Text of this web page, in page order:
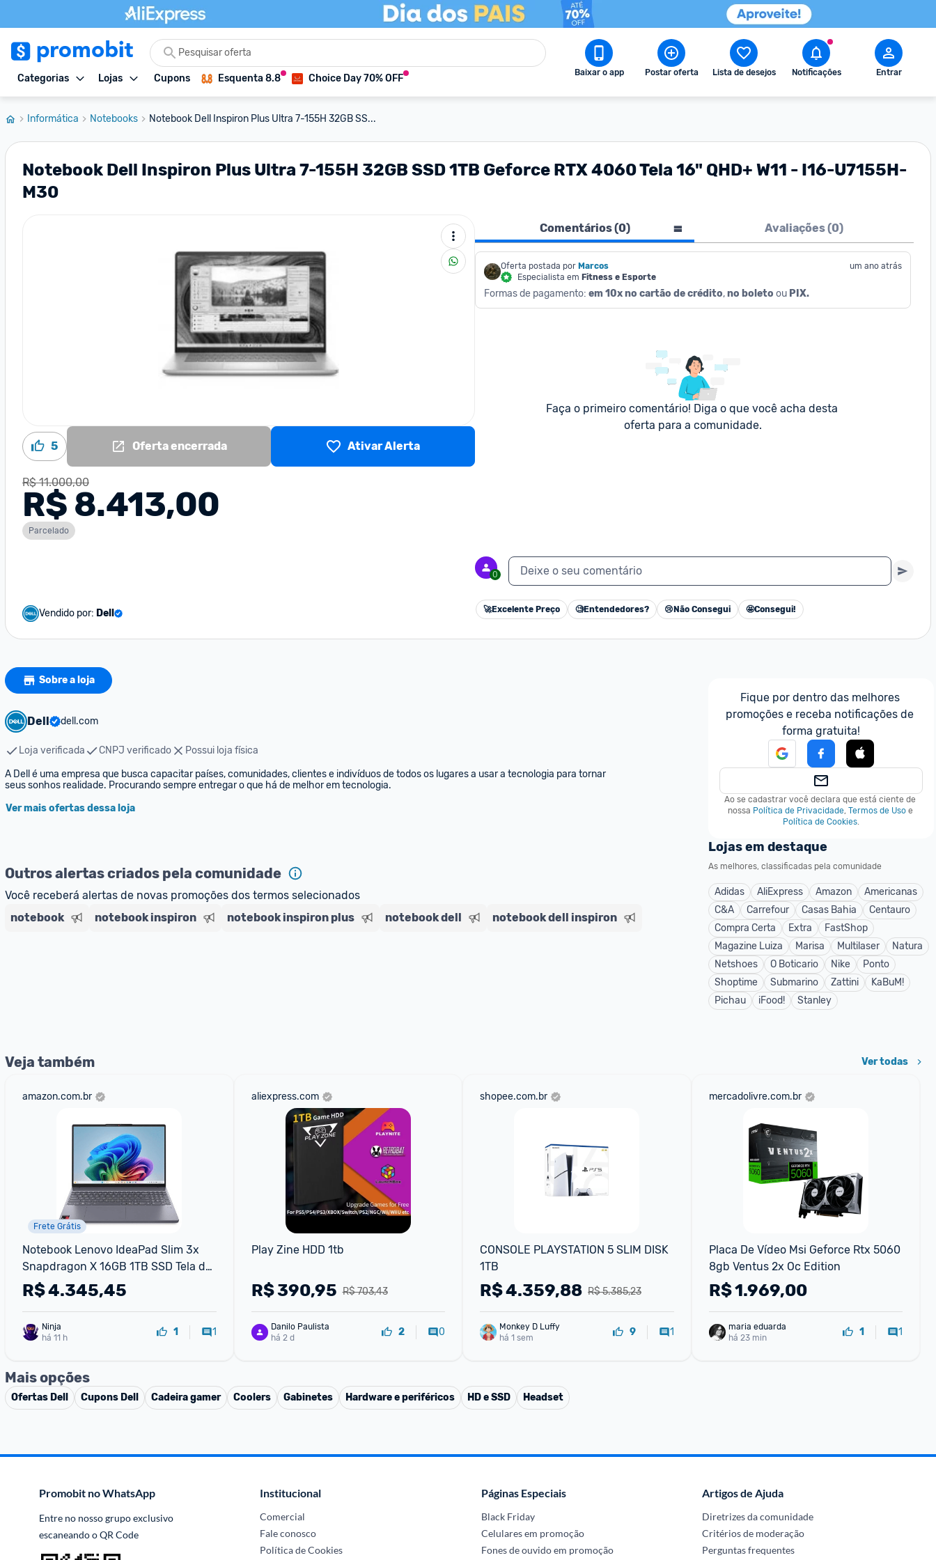
Categorias Lojas Cupons Esquenta 8.8 Choice Day 70% OFF Baixar o app Postar oferta Lista de desejos Notificações Entrar
Informática Notebooks Notebook Dell Inspiron Plus Ultra 7-155H 32GB SS...
Notebook Dell Inspiron Plus Ultra 7-155H 32GB SSD 1TB Geforce RTX 4060 Tela 16" QHD+ W11 - I16-U7155H-
M30
5 Oferta encerrada Ativar Alerta
R$ 11.000,00
R$ 8.413,00
Parcelado
Vendido por: Dell
Comentários (0) Avaliações (0)
Oferta postada por Marcos
Especialista em Fitness e Esporte
um ano atrás
Formas de pagamento: em 10x no cartão de crédito, no boleto ou PIX.
Faça o primeiro comentário! Diga o que você acha desta
oferta para a comunidade.
0 Deixe o seu comentário
🚀Excelente Preço 🧐Entendedores? 😢 Não Consegui 🤩Consegui!
Sobre a loja
Dell dell.com
Loja verificada CNPJ verificado
Possui loja física
A Dell é uma empresa que busca capacitar países, comunidades, clientes e indivíduos de todos os lugares a usar a tecnologia para tornar
seus sonhos realidade. Procurando sempre entregar o que há de melhor em tecnologia.
Ver mais ofertas dessa loja
Outros alertas criados pela comunidade
Você receberá alertas de novas promoções dos termos selecionados
notebook
notebook inspiron notebook inspiron plus notebook dell notebook dell inspiron
Fique por dentro das melhores
promoções e receba notificações de
forma gratuita!
Ao se cadastrar você declara que está ciente de
nossa Política de Privacidade, Termos de Uso e
Política de Cookies.
Lojas em destaque
As melhores, classificadas pela comunidade
Adidas AliExpress Amazon
Americanas
C&A
Carrefour Casas Bahia
Centauro
Compra Certa
Extra
FastShop
Magazine Luiza
Marisa Multilaser
Natura
Netshoes
O Boticario Nike
Ponto
Shoptime
Submarino Zattini
KaBuM!
Pichau
iFood! Stanley
Veja também Ver todas
amazon.com.br
Frete Grátis
Notebook Lenovo IdeaPad Slim 3x
Snapdragon X 16GB 1TB SSD Tela de
15,3" W11 Home - 83TW0003
R$4.345,45
há 11 h
1 1
aliexpress.com
Play Zine HDD 1tb
R$ 703,43
R$390,95
Danilo Paulista
há 2 d
2 0
shopee.com.br
CONSOLE PLAYSTATION 5 SLIM DISK
1TB
R$ 5.385,23
R$4.359,88
Monkey D Luffy
há 1 sem
9 1
mercadolivre.com.br
Placa De Vídeo Msi Geforce Rtx 5060
8gb Ventus 2x Oc Edition
R$1.969,00
maria eduarda
há 23 min
1 1
Mais opções
Ofertas Dell Cupons Dell Cadeira gamer Coolers Gabinetes Hardware e periféricos HD e SSD Headset
Promobit no WhatsApp
Entre no nosso grupo exclusivo
escaneando o QR Code
Institucional
Comercial
Fale conosco
Política de Cookies
Páginas Especiais
Black Friday
Celulares em promoção
Fones de ouvido em promoção
Artigos de Ajuda
Diretrizes da comunidade
Critérios de moderação
Perguntas frequentes